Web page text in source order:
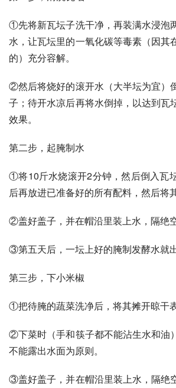
①先将新瓦坛子洗干净，再装满水浸泡
水，让瓦坛里的一氧化碳等毒素（因其
的）充分容解。
②然后将烧好的滚开水（大半坛为宜）
子；待开水凉后再将水倒掉，以达到瓦
效果。
第二步，起腌制水
①将10斤水烧滚开2分钟，然后倒入瓦
后再放进已准备好的所有配料，然后将
②盖好盖子，并在帽沿里装上水，隔绝空
③第五天后，一坛上好的腌制发酵水就出
第三步，下小米椒
①把待腌的蔬菜洗净后，将其摊开晾干表
②下菜时（手和筷子都不能沾生水和油
不能露出水面为原则。
③盖好盖子，并在帽沿里装上水，隔绝